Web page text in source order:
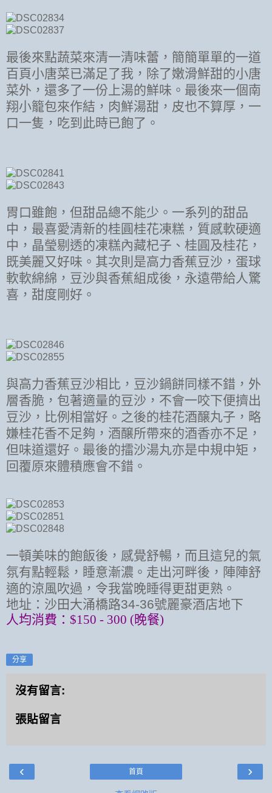
最後來點蔬菜來清一清味蕾，簡簡單單的一道
百頁小唐菜已滿足了我，除了嫩滑鮮甜的小唐
菜外，還多了一份上湯的鮮味。最後來一個南
翔小籠包來作結，肉鮮湯甜，皮也不算厚，一
口一隻，吃到此時已飽了。
胃口雖飽，但甜品總不能少。一系列的甜品
中，最喜愛清新的桂圓桂花凍糕，質感軟硬適
中，晶瑩剔透的凍糕內藏杞子、桂圓及桂花，
既美麗又好味。其次則是高力香蕉豆沙，蛋球
軟軟綿綿，豆沙與香蕉組成後，永遠帶給人驚
喜，甜度剛好。
與高力香蕉豆沙相比，豆沙鍋餅同樣不錯，外
層香脆，包著適量的豆沙，不會一咬下便擠出
豆沙，比例相當好。之後的桂花酒醸丸子，略
嫌桂花香不足夠，酒醸所帶來的酒香亦不足，
但味道還好。最後的擂沙湯丸亦是中規中矩，
回覆原來體積應會不錯。
一頓美味的飽飯後，感覺舒暢，而且這兒的氣
氛有點輕鬆，睡意漸濃。走出河畔後，陣陣舒
適的涼風吹過，令我當晚睡得更甜更熟。
地址： 沙田大涌橋路34-36號麗豪酒店地下
人均消費：$150 - 300 (晚餐)
分享
沒有留言:
張貼留言
‹ ›
首頁